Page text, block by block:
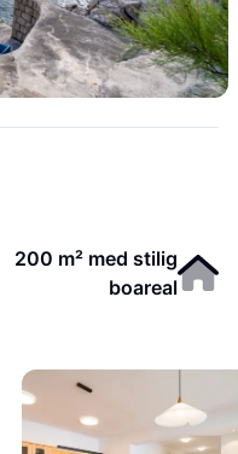
200 m² med stilig
boareal